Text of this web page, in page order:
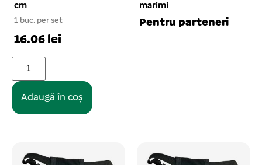
cm
1 buc. per set
16.06 lei
Adaugă în coș
marimi
Pentru parteneri